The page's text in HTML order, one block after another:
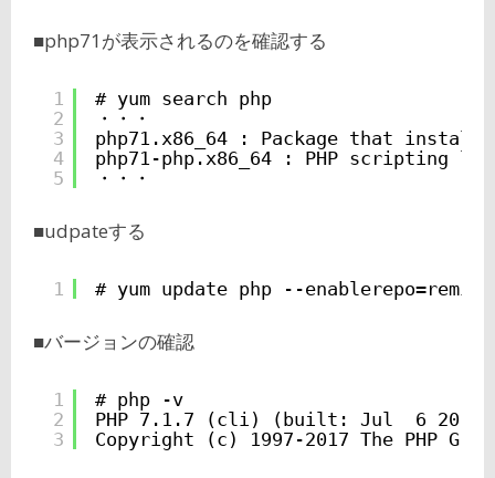
■php71が表示されるのを確認する
1
2
3
4
5
# yum search php
・・・
php71.x86_64 : Package that installs
php71-php.x86_64 : PHP scripting
・・・
■udpateする
1 # yum update php --enablerepo=remi-
■バージョンの確認
1
2
3
# php -v
PHP 7.1.7 (cli) (built: Jul  6 2017
Copyright (c) 1997-2017 The PHP